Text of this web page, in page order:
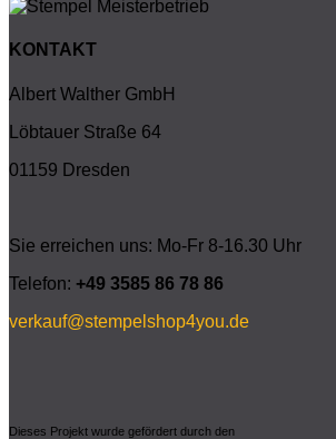
KONTAKT
Albert Walther GmbH
Löbtauer Straße 64
01159 Dresden
Sie erreichen uns: Mo-Fr 8-16.30 Uhr
Telefon: +49 3585 86 78 86
verkauf@stempelshop4you.de
Dieses Projekt wurde gefördert durch den